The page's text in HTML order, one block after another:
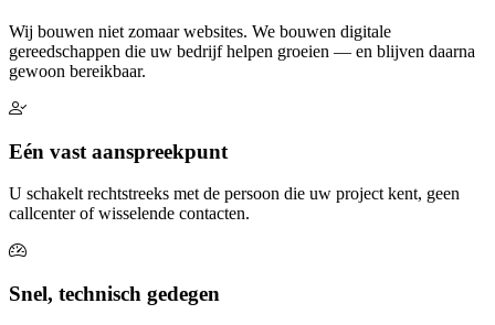
Wij bouwen niet zomaar websites. We bouwen digitale
gereedschappen die uw bedrijf helpen groeien — en blijven daarna
gewoon bereikbaar.
Eén vast aanspreekpunt
U schakelt rechtstreeks met de persoon die uw project kent, geen
callcenter of wisselende contacten.
Snel, technisch gedegen